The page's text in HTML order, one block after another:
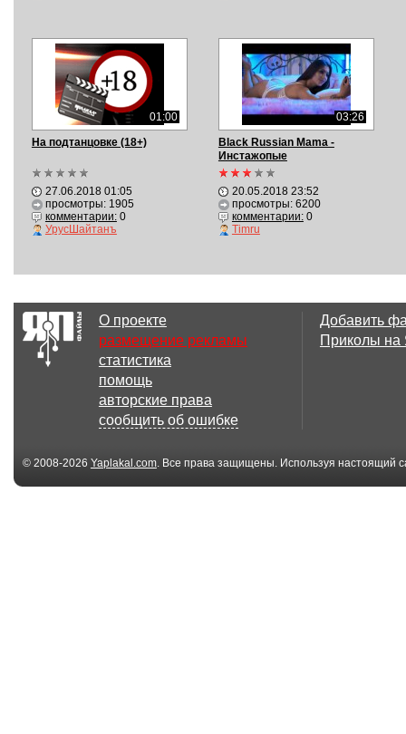
01:00
На подтанцовке (18+)
27.06.2018 01:05
просмотры: 1905
комментарии:0
УрусШайтанъ
03:26
Black Russian Mama -
Инстажопые
20.05.2018 23:52
просмотры: 6200
комментарии:0
Timru
О проекте
размещение рекламы
статистика
помощь
авторские права
сообщить об ошибке
Добавить
Приколы
© 2008-2026 Yaplakal.com. Все права защищены. Используя настоящий